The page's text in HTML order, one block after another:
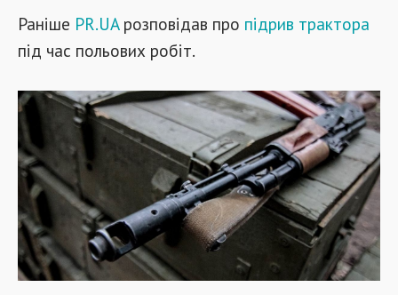
Раніше PR.UAрозповідав про підрив трактора
під час польових робіт.